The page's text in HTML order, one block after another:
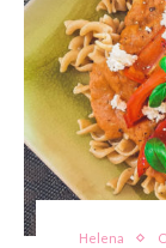
Helena